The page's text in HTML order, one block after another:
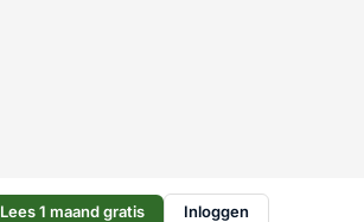
Lees 1 maand gratis Inloggen